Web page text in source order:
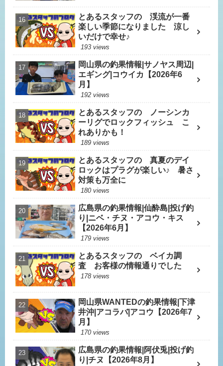
とあるスタッフの 渓流が一番
楽しい季節になりました 涼し
いだけで幸せ♪
193 views
岡山県の釣果情報|サノヤス周辺|
エギング|コウイカ【2026年6
月】
192 views
とあるスタッフの ノーシンカ
ーリグでロックフィッシュ こ
れありかも！
189 views
とあるスタッフの 真夏のデイ
ロックはプラグが楽しい♪ 暑さ
対策も万全に
180 views
広島県の釣果情報|仙酔島|投げ釣
り|ニベ・チヌ・アコウ・キス
【2026年6月】
179 views
とあるスタッフの ベイカ調
査 お客様の情報通りでした
178 views
岡山県WANTEDの釣果情報|下津
井沖|アコラバ|アコウ【2026年7
月】
170 views
広島県の釣果情報|阿伏兎|投げ釣
り|チヌ【2026年8月】